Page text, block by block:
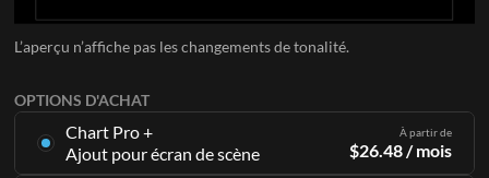
OPTIONS D'ACHAT
Chart Pro +
Ajout pour écran de scène
À partir de
$26.48/ mois
L’aperçu n’affiche pas les changements de tonalité.